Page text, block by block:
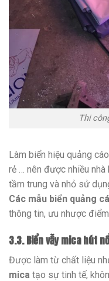
Thi
Làm biển hiệu quảng
rẻ … nên được nhiều
tầm trung và nhỏ sử
Các mẫu biển quảng
thông tin, ưu nhược
3.3. Biển vẫy mica hút
Được làm từ chất liệu
mica tạo sự tinh tế,